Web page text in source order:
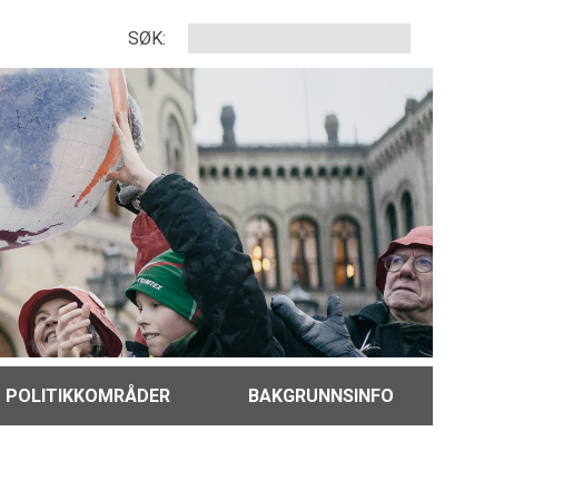
SØK:
POLITIKKOMRÅDER BAKGRUNNSINFO